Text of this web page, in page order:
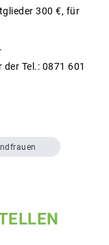
300 €, für
Tel.: 0871 601